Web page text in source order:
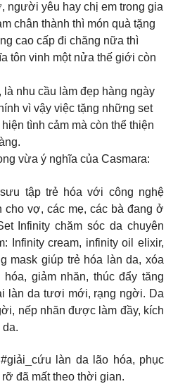
người yêu hay chị em trong gia
chân thành thì món quà tặng
cao cấp đi chăng nữa thì
tôn vinh một nửa thế giới còn
là nhu cầu làm đẹp hàng ngày
vì vậy việc tặng những set
tình cảm mà còn thể thiện
vừa ý nghĩa của Casmara:
sưu tập trẻ hóa với công nghệ
vợ, các mẹ, các bà đang ở
Infinity chăm sóc da chuyên
Infinity cream, infinity oil elixir,
mask giúp trẻ hóa làn da, xóa
giảm nhăn, thúc đẩy tăng
làn da tươi mới, rạng ngời. Da
nếp nhăn được làm đầy, kích
da.
làn da lão hóa, phục
đã mất theo thời gian.